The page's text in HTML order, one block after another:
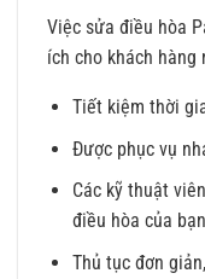
Việc sửa điều hòa
ích cho khách hàng
Tiết kiệm thời
Được phục vụ
Các kỹ thuật
điều hòa của
Thủ tục đơn